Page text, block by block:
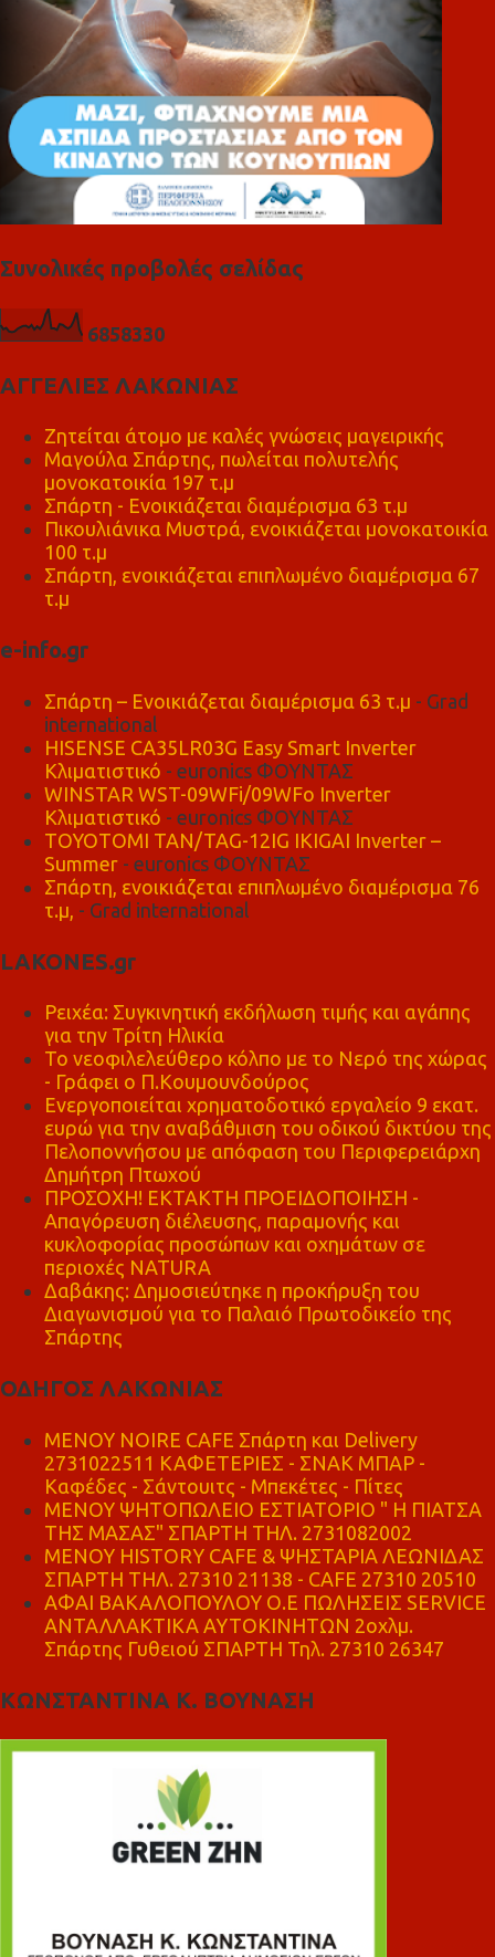
Συνολικές προβολές σελίδας
6858330
ΑΓΓΕΛΙΕΣ ΛΑΚΩΝΙΑΣ
Ζητείται άτομο με καλές γνώσεις μαγειρικής
Μαγούλα Σπάρτης, πωλείται πολυτελής
μονοκατοικία 197 τ.μ
Σπάρτη - Ενοικιάζεται διαμέρισμα 63 τ.μ
Πικουλιάνικα Μυστρά, ενοικιάζεται μονοκατοικία
100 τ.μ
Σπάρτη, ενοικιάζεται επιπλωμένο διαμέρισμα 67
τ.μ
e-info.gr
Σπάρτη – Ενοικιάζεται διαμέρισμα 63 τ.μ - Grad
international
HISENSE CA35LR03G Easy Smart Inverter
Κλιματιστικό - euronics ΦΟΥΝΤΑΣ
WINSTAR WST-09WFi/09WFo Inverter
Κλιματιστικό - euronics ΦΟΥΝΤΑΣ
TOYOTOMI TAN/TAG-12IG IKIGAI Inverter –
Summer - euronics ΦΟΥΝΤΑΣ
Σπάρτη, ενοικιάζεται επιπλωμένο διαμέρισμα 76
τ.μ, - Grad international
LAKONES.gr
Ρειχέα: Συγκινητική εκδήλωση τιμής και αγάπης
για την Τρίτη Ηλικία
Το νεοφιλελεύθερο κόλπο με το Νερό της χώρας
- Γράφει ο Π.Κουμουνδούρος
Ενεργοποιείται χρηματοδοτικό εργαλείο 9 εκατ.
ευρώ για την αναβάθμιση του οδικού δικτύου της
Πελοποννήσου με απόφαση του Περιφερειάρχη
Δημήτρη Πτωχού
ΠΡΟΣΟΧΗ! ΕΚΤΑΚΤΗ ΠΡΟΕΙΔΟΠΟΙΗΣΗ -
Απαγόρευση διέλευσης, παραμονής και
κυκλοφορίας προσώπων και οχημάτων σε
περιοχές NATURA
Δαβάκης: Δημοσιεύτηκε η προκήρυξη του
Διαγωνισμού για το Παλαιό Πρωτοδικείο της
Σπάρτης
ΟΔΗΓΟΣ ΛΑΚΩΝΙΑΣ
MENOY NOIRE CAFE Σπάρτη και Delivery
2731022511 ΚΑΦΕΤΕΡΙΕΣ - ΣΝΑΚ ΜΠΑΡ -
Καφέδες - Σάντουιτς - Μπεκέτες - Πίτες
ΜΕΝΟΥ ΨΗΤΟΠΩΛΕΙΟ ΕΣΤΙΑΤΟΡΙΟ " Η ΠΙΑΤΣΑ
ΤΗΣ ΜΑΣΑΣ" ΣΠΑΡΤΗ ΤΗΛ. 2731082002
ΜΕΝΟΥ HISTORY CAFE & ΨΗΣΤΑΡΙΑ ΛΕΩΝΙΔΑΣ
ΣΠΑΡΤΗ ΤΗΛ. 27310 21138 - CAFE 27310 20510
ΑΦΑΙ ΒΑΚΑΛΟΠΟΥΛΟΥ Ο.Ε ΠΩΛΗΣΕΙΣ SERVICE
ΑΝΤΑΛΛΑΚΤΙΚΑ ΑΥΤΟΚΙΝΗΤΩΝ 2οχλμ.
Σπάρτης Γυθειού ΣΠΑΡΤΗ Τηλ. 27310 26347
ΚΩΝΣΤΑΝΤΙΝΑ Κ. ΒΟΥΝΑΣΗ